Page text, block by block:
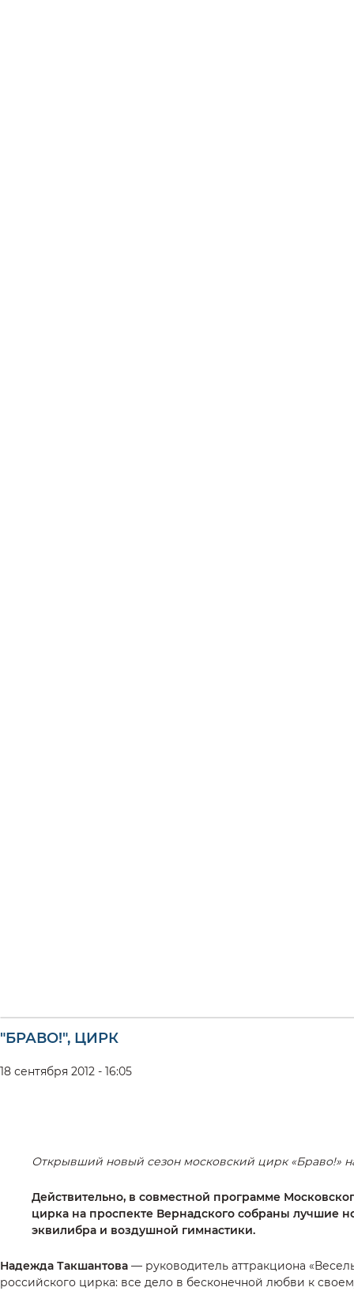
"БРАВО!", ЦИРК
18 сентября 2012 - 16:05
Открывший новый сезон московский цирк «Браво!»
Действительно, в совместной программе
цирка на проспекте Вернадского собраны лучшие
эквилибра и воздушной гимнастики.
Надежда Такшантова — руководитель аттракциона
российского цирка: все дело в бесконечной любви к